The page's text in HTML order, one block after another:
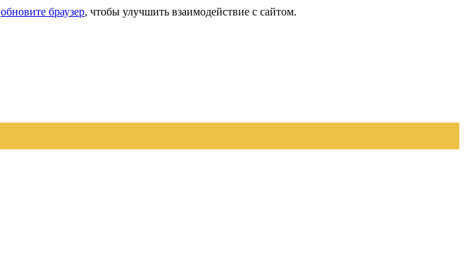
обновите браузер, чтобы улучшить взаимодействие с сайтом.